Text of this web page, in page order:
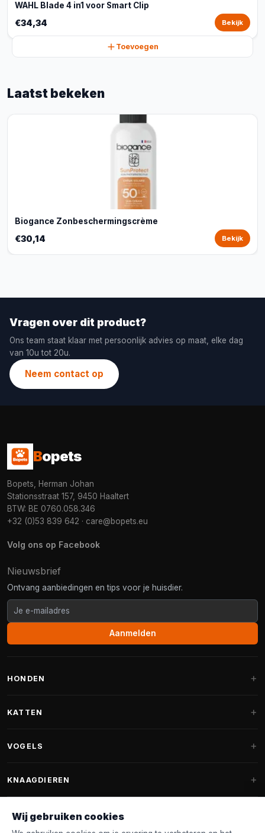
WAHL Blade 4 in1 voor Smart Clip
€34,34 Bekijk
Toevoegen
Laatst bekeken
Biogance Zonbeschermingscrème
€30,14 Bekijk
Vragen over dit product?
Ons team staat klaar met persoonlijk advies op maat, elke dag
van 10u tot 20u.
Neem contact op
Bopets
Bopets, Herman Johan
Stationsstraat 157, 9450 Haaltert
BTW: BE 0760.058.346
+32 (0)53 839 642 · care@bopets.eu
Volg ons op Facebook
Nieuwsbrief
Ontvang aanbiedingen en tips voor je huisdier.
Aanmelden
HONDEN
Fantail hondenmanden
Hondenspeelgoed
KATTEN
Krabpalen voor Maine Coon
VOGELS
Vogelvoer binnenvogels
Voederhuisjes
KNAAGDIEREN
Knaagdierenvoer
Wij gebruiken cookies